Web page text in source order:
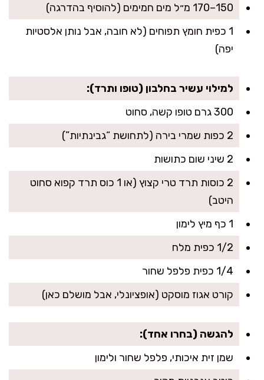
150–170 מ״ל מים חמימים (להוסיף בהדרגה)
1 כפית חומץ תפוחים (לא חובה, אבל נותן אלסטיות
יפה)
למילוי עשיר בחלבון (טופו ותרד):
300 גרם טופו קשה, סחוט
2 כפות שמרי בירה (לתחושת “גבינתיות”)
2 שיני שום כתושות
2 כוסות תרד טרי קצוץ (או 1 כוס תרד קפוא סחוט
היטב)
1 כף מיץ לימון
1/2 כפית מלח
1/4 כפית פלפל שחור
קורט אגוז מוסקט (אופציונלי, אבל מושלם כאן)
להגשה (בחרו אחד):
שמן זית איכותי, פלפל שחור ולימון